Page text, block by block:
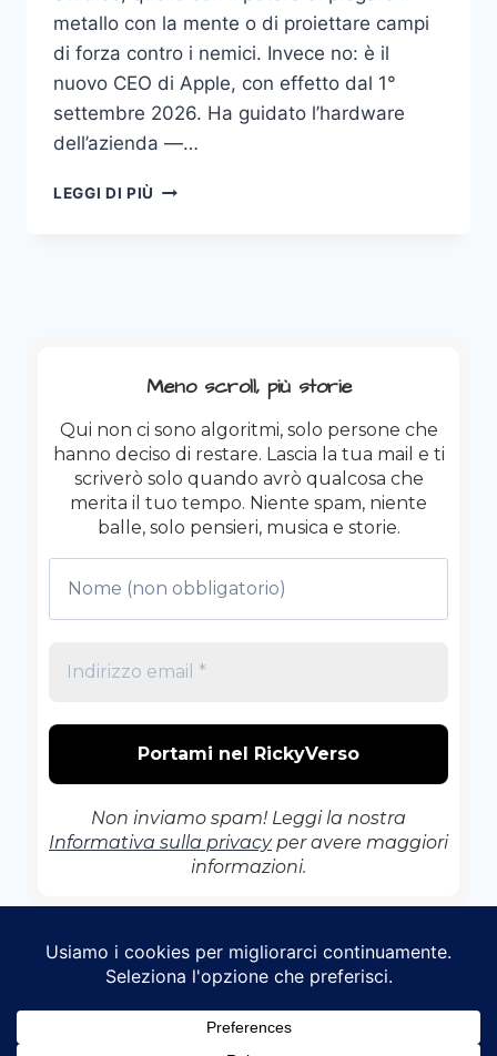
metallo con la mente o di proiettare campi
di forza contro i nemici. Invece no: è il
nuovo CEO di Apple, con effetto dal 1°
settembre 2026. Ha guidato l’hardware
dell’azienda —…
LEGGI DI PIÙ JOHN
Meno scroll, più storie
Qui non ci sono algoritmi, solo persone che
hanno deciso di restare. Lascia la tua mail e ti
scriverò solo quando avrò qualcosa che
merita il tuo tempo. Niente spam, niente
balle, solo pensieri, musica e storie.
Non inviamo spam! Leggi la nostra
Informativa sulla privacyper avere maggiori
informazioni.